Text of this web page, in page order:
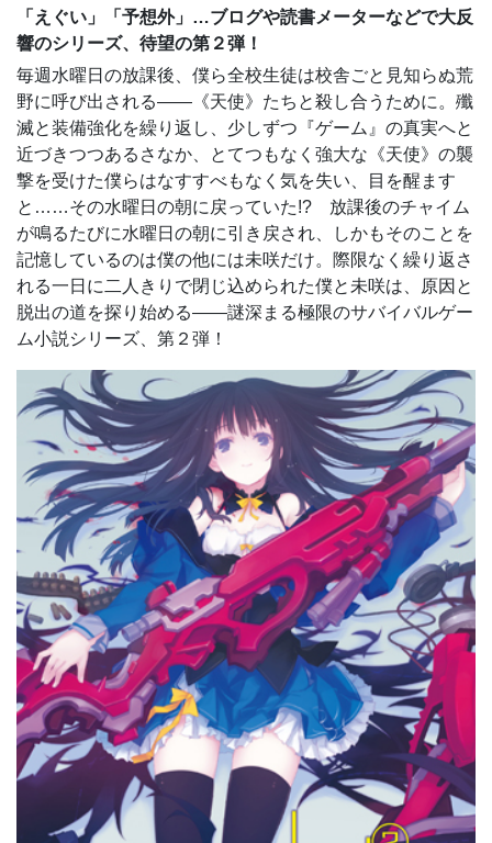
「えぐい」「予想外」…ブログや読書メーターなどで大反
響のシリーズ、待望の第２弾！
毎週水曜日の放課後、僕ら全校生徒は校舎ごと見知らぬ荒
野に呼び出される――《天使》たちと殺し合うために。殲
滅と装備強化を繰り返し、少しずつ『ゲーム』の真実へと
近づきつつあるさなか、とてつもなく強大な《天使》の襲
撃を受けた僕らはなすすべもなく気を失い、目を醒ます
と……その水曜日の朝に戻っていた!? 放課後のチャイム
が鳴るたびに水曜日の朝に引き戻され、しかもそのことを
記憶しているのは僕の他には未咲だけ。際限なく繰り返さ
れる一日に二人きりで閉じ込められた僕と未咲は、原因と
脱出の道を探り始める――謎深まる極限のサバイバルゲー
ム小説シリーズ、第２弾！